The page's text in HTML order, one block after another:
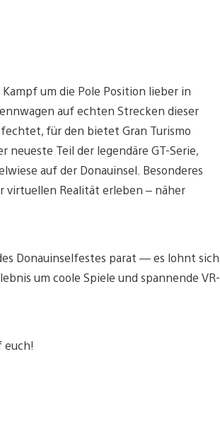
Kampf um die Pole Position lieber in
auf echten Strecken dieser
für den bietet Gran Turismo
neueste Teil der legendäre GT-Serie,
auf der Donauinsel. Besonderes
virtuellen Realität erleben – näher
Donauinselfestes parat — es lohnt sich
um coole Spiele und spannende VR-
euch!